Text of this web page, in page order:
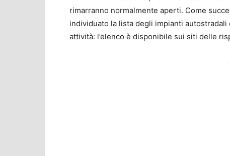
rimarranno normalmente aperti. Come
individuato la lista degli impianti
attività: l’elenco è disponibile sui siti delle